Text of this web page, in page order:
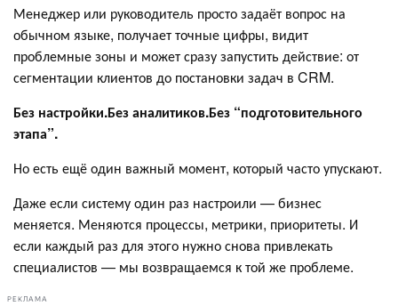
Менеджер или руководитель просто задаёт вопрос на
обычном языке, получает точные цифры, видит
проблемные зоны и может сразу запустить действие: от
сегментации клиентов до постановки задач в CRM.
Без настройки.Без аналитиков.Без “подготовительного
этапа”.
Но есть ещё один важный момент, который часто упускают.
Даже если систему один раз настроили — бизнес
меняется. Меняются процессы, метрики, приоритеты. И
если каждый раз для этого нужно снова привлекать
специалистов — мы возвращаемся к той же проблеме.
РЕКЛАМА